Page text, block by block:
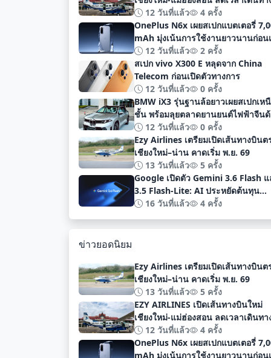
เหลือเพียง 40 นาที
12 วันที่แล้ว
4 ครั้ง
OnePlus N6x เผยสเปกแบตเตอรี่
mAh มุ่งเน้นการใช้งานยาวนานก่อน
ตัวอย่างเป็นทางการ
12 วันที่แล้ว
2 ครั้ง
สเปก vivo X300 E หลุดจาก China
Telecom ก่อนเปิดตัวทางการ
12 วันที่แล้ว
0 ครั้ง
BMW iX3 รุ่นฐานล้อยาวเผยสเปกเห
ชั้น พร้อมลุยตลาดยานยนต์ไฟฟ้าจีนด้
ระยะทาง 919 กม
12 วันที่แล้ว
0 ครั้ง
Ezy Airlines เตรียมเปิดเส้นทางบินต
เชียงใหม่–น่าน คาดเริ่ม พ.ย. 69
13 วันที่แล้ว
5 ครั้ง
Google เปิดตัว Gemini 3.6 Flash แ
3.5 Flash-Lite: AI ประหยัดต้นทุน
ประสิทธิภาพสูง สำหรับนักพัฒนา
16 วันที่แล้ว 4 ครั้ง
ข่าวยอดนิยม
Ezy Airlines เตรียมเปิดเส้นทางบินต
เชียงใหม่–น่าน คาดเริ่ม พ.ย. 69
13 วันที่แล้ว
5 ครั้ง
EZY AIRLINES เปิดเส้นทางบินใหม่
เชียงใหม่-แม่ฮ่องสอน ลดเวลาเดินทา
เหลือเพียง 40 นาที
12 วันที่แล้ว
4 ครั้ง
OnePlus N6x เผยสเปกแบตเตอรี่
mAh มุ่งเน้นการใช้งานยาวนานก่อน